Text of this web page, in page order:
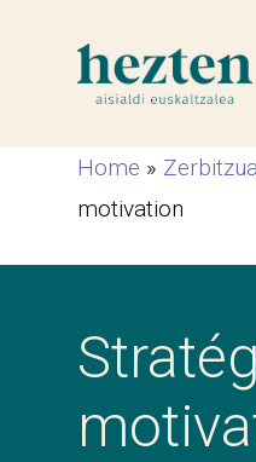
content
Home »
motivation